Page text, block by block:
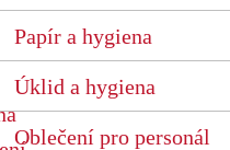
Papír a hygiena
Úklid a hygiena
Oblečení pro personál